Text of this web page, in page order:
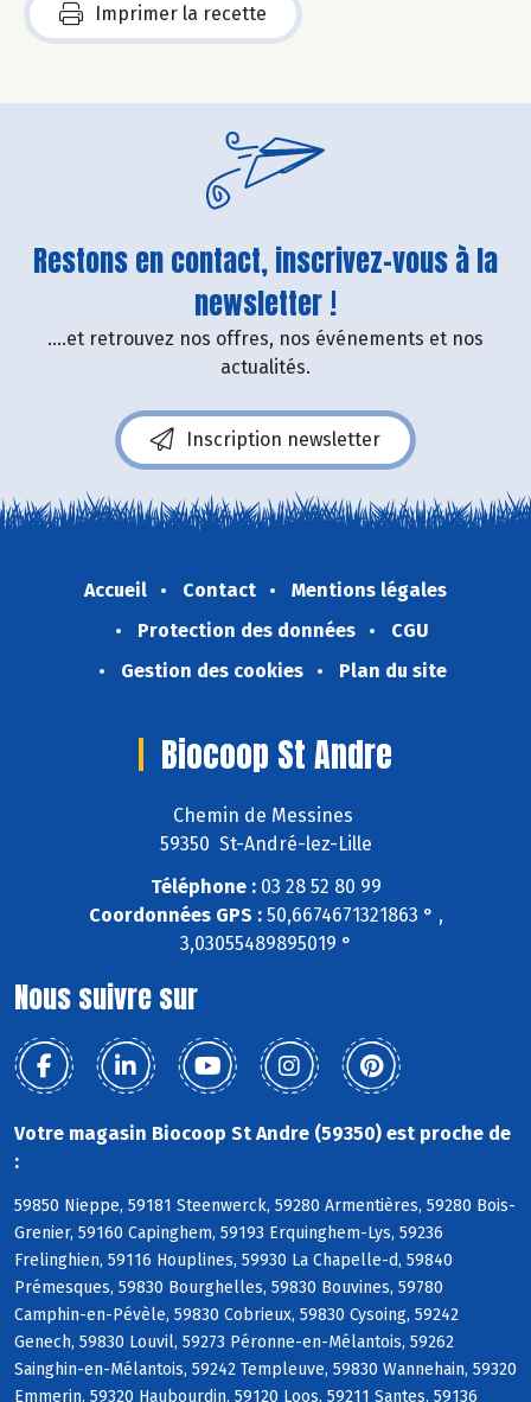
Imprimer la recette
Restons en contact, inscrivez-vous à la
newsletter !
....et retrouvez nos offres, nos événements et nos
actualités.
Inscription newsletter
Accueil Contact
Mentions légales
Protection des données
CGU
Gestion des cookies
Plan du site
Biocoop St Andre
Chemin de Messines
59350 St-André-lez-Lille
Téléphone :03 28 52 80 99
Coordonnées GPS :50,6674671321863 ° ,
3,03055489895019 °
Nous suivre sur
Votre magasin Biocoop St Andre (59350) est proche de
:
59850 Nieppe, 59181 Steenwerck, 59280 Armentières, 59280 Bois-
Grenier, 59160 Capinghem, 59193 Erquinghem-Lys, 59236
Frelinghien, 59116 Houplines, 59930 La Chapelle-d, 59840
Prémesques, 59830 Bourghelles, 59830 Bouvines, 59780
Camphin-en-Pévèle, 59830 Cobrieux, 59830 Cysoing, 59242
Genech, 59830 Louvil, 59273 Péronne-en-Mélantois, 59262
Sainghin-en-Mélantois, 59242 Templeuve, 59830 Wannehain, 59320
Emmerin, 59320 Haubourdin, 59120 Loos, 59211 Santes, 59136